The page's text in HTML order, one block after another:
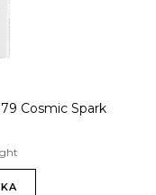
Cosmic Spark